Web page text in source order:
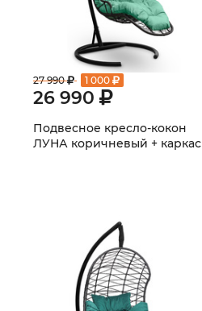
27 990 1 000
26 990
Подвесное кресло-кокон
ЛУНА коричневый + каркас